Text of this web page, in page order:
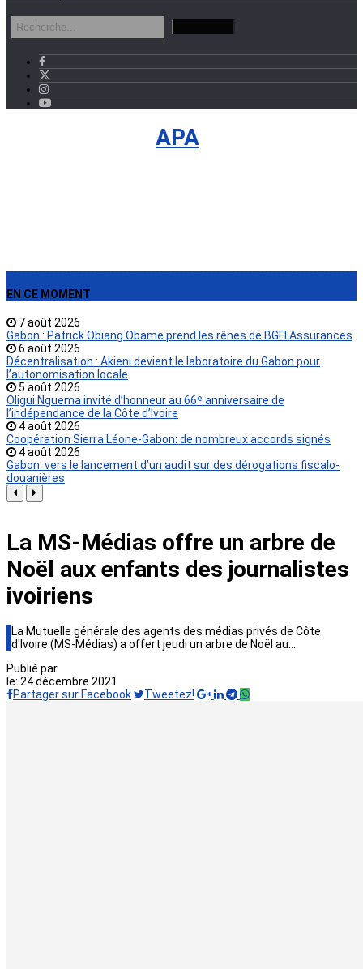
APA
EN CE MOMENT
7 août 2026
Gabon : Patrick Obiang Obame prend les rênes de BGFI Assurances
6 août 2026
Décentralisation : Akieni devient le laboratoire du Gabon pour
l’autonomisation locale
5 août 2026
Oligui Nguema invité d’honneur au 66ᵉ anniversaire de
l’indépendance de la Côte d’Ivoire
4 août 2026
Coopération Sierra Léone-Gabon: de nombreux accords signés
4 août 2026
Gabon: vers le lancement d’un audit sur des dérogations fiscalo-
douanières
La MS-Médias offre un arbre de
Noël aux enfants des journalistes
ivoiriens
La Mutuelle générale des agents des médias privés de Côte
d'Ivoire (MS-Médias) a offert jeudi un arbre de Noël au…
Publié par
le: 24 décembre 2021
Partager sur Facebook
Tweetez!